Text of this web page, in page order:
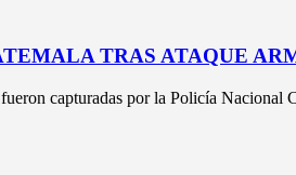
TRAS ATAQUE
capturadas por la Policía Nacional